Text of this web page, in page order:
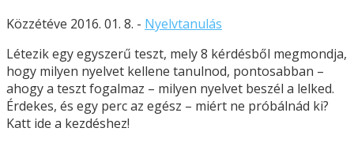
Közzétéve 2016. 01. 8. - Nyelvtanulás
Létezik egy egyszerű teszt, mely 8 kérdésből megmondja,
hogy milyen nyelvet kellene tanulnod, pontosabban –
ahogy a teszt fogalmaz – milyen nyelvet beszél a lelked.
Érdekes, és egy perc az egész – miért ne próbálnád ki?
Katt ide a kezdéshez!